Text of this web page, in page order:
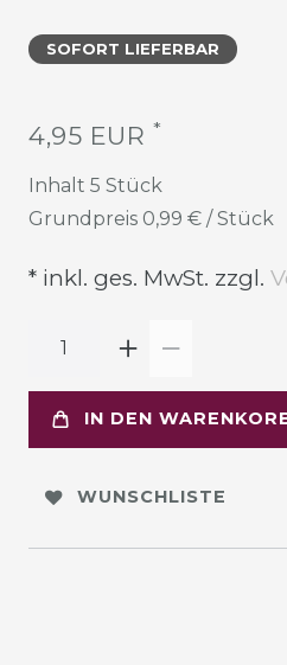
SOFORT LIEFERBAR
4,95 EUR *
Inhalt 5 Stück
Grundpreis 0,99 € / Stück
* inkl. ges. MwSt. zzgl.
IN DEN
WUNSCHLISTE